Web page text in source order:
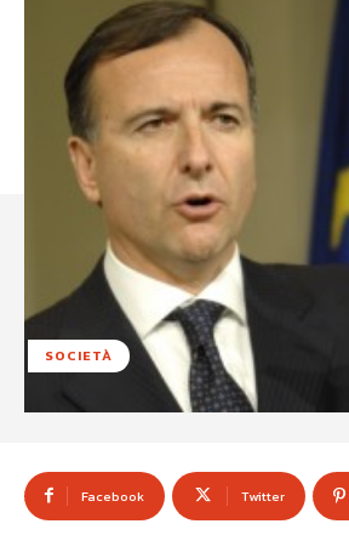
SOCIETÀ
Facebook Twitter